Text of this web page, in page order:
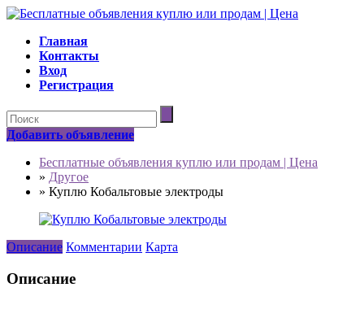
Главная
Контакты
Вход
Регистрация
Добавить объявление
Бесплатные объявления куплю или продам | Цена
» Другое
» Куплю Кобальтовые электроды
Описание Комментарии Карта
Описание